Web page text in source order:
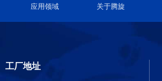
应用领域 关于腾旋
工厂地址